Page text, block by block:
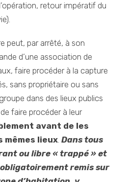
retour impératif du
peut, par arrêté, à son
d’une association de
faire procéder à la capture
sans propriétaire ou sans
dans des lieux publics
faire procéder à leur
avant de les
mêmes lieux.Dans tous
ou libre « trappé » et
remis sur